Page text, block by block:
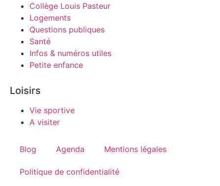
Collège Louis Pasteur
Logements
Questions publiques
Santé
Infos & numéros utiles
Petite enfance
Loisirs
Vie sportive
A visiter
Blog Agenda Mentions légales
Politique de confidentialité